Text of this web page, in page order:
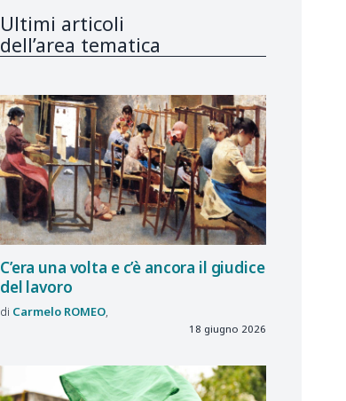
Ultimi articoli
dell’area tematica
C’era una volta e c’è ancora il giudice
del lavoro
Carmelo ROMEO
18 giugno 2026